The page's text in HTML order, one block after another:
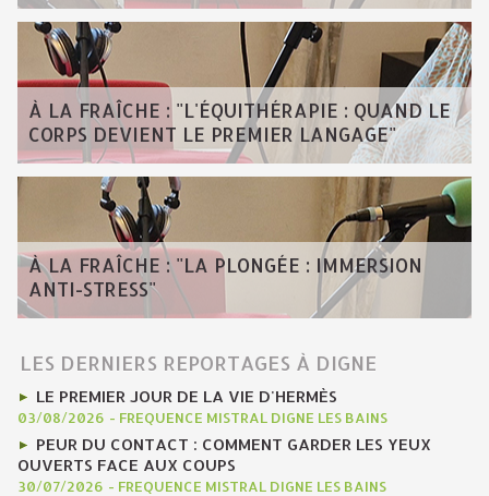
À LA FRAÎCHE : "L'ÉQUITHÉRAPIE : QUAND LE
CORPS DEVIENT LE PREMIER LANGAGE"
À LA FRAÎCHE : "LA PLONGÉE : IMMERSION
ANTI-STRESS"
LES DERNIERS REPORTAGES À DIGNE
LE PREMIER JOUR DE LA VIE D'HERMÈS
03/08/2026 - FREQUENCE MISTRAL DIGNE LES BAINS
PEUR DU CONTACT : COMMENT GARDER LES YEUX
OUVERTS FACE AUX COUPS
30/07/2026 - FREQUENCE MISTRAL DIGNE LES BAINS